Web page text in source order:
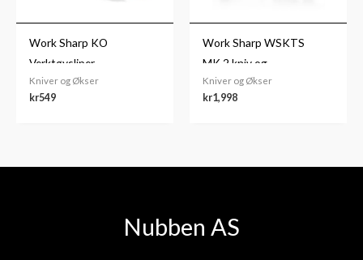
Work Sharp KO
Verktøysliper
Kniver og Økser
kr549
Work Sharp WSKTS
MK.2 kniv og
verktøysliper
Kniver og Økser
kr1,998
Nubben AS